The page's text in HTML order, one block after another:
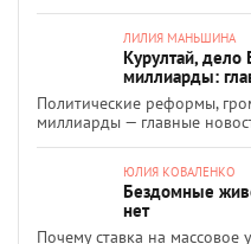
ЛИЛИЯ МАНЬШИНА
Курултай,
миллиарды:
Политические реформы,
миллиарды — главные
ЮЛИЯ КОВАЛЕНКО
Бездомные
нет
Почему ставка на